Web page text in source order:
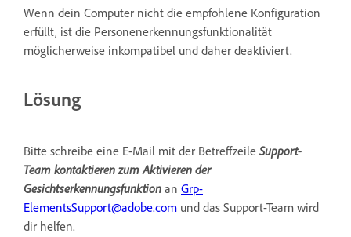
Wenn dein Computer nicht die empfohlene Konfiguration
erfüllt, ist die Personenerkennungsfunktionalität
möglicherweise inkompatibel und daher deaktiviert.
Lösung
Bitte schreibe eine E-Mail mit der Betreffzeile Support-
Team kontaktieren zum Aktivieren der
Gesichtserkennungsfunktion an Grp-
ElementsSupport@adobe.com und das Support-Team wird
dir helfen.